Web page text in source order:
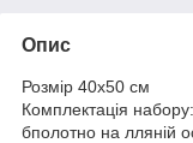
Опис
Розмір 40x50 см
Комплектація набору:
бполотно на лляній